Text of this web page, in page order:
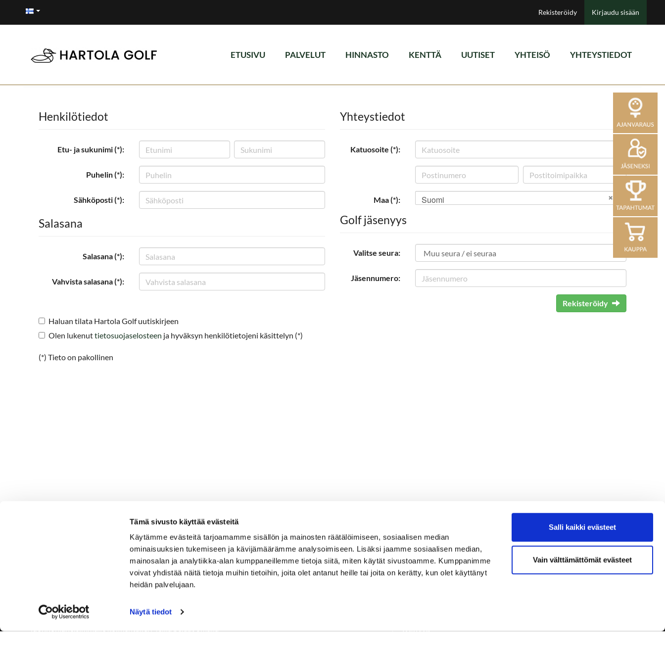
Tämä sivusto käyttää evästeitä
Käytämme evästeitä tarjoamamme sisällön ja mainosten räätälöimiseen, sosiaalisen median
ominaisuuksien tukemiseen ja kävijämäärämme analysoimiseen. Lisäksi jaamme sosiaalisen median,
mainosalan ja analytiikka-alan kumppaneillemme tietoja siitä, miten käytät sivustoamme. Kumppanimme
voivat yhdistää näitä tietoja muihin tietoihin, joita olet antanut heille tai joita on kerätty, kun olet käyttänyt
heidän palvelujaan.
Näytä tiedot
Salli kaikki evästeet
Vain välttämättömät evästeet
Rekisteröidy Kirjaudu sisään
ETUSIVU PALVELUT HINNASTO KENTTÄ UUTISET YHTEISÖ YHTEYSTIEDOT
Henkilötiedot
Etu- ja sukunimi (*):
Puhelin (*):
Sähköposti (*):
Salasana
Salasana (*):
Vahvista salasana (*):
Yhteystiedot
Katuosoite (*):
Maa (*): Suomi
Golf jäsenyys
Valitse seura:
Jäsennumero:
Rekisteröidy
Haluan tilata Hartola Golf uutiskirjeen
Olen lukenuttietosuojaselosteen ja hyväksyn henkilötietojeni käsittelyn (*)
(*) Tieto on pakollinen
Tervetuloa Hartola Golfiin, Suomen ystävällisimmälle ja
Kenttä